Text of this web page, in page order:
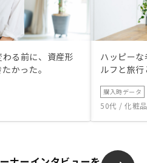
る前に、資産形
かった。
ハッピー
ルフと旅
購入時データ
50代 / 化粧